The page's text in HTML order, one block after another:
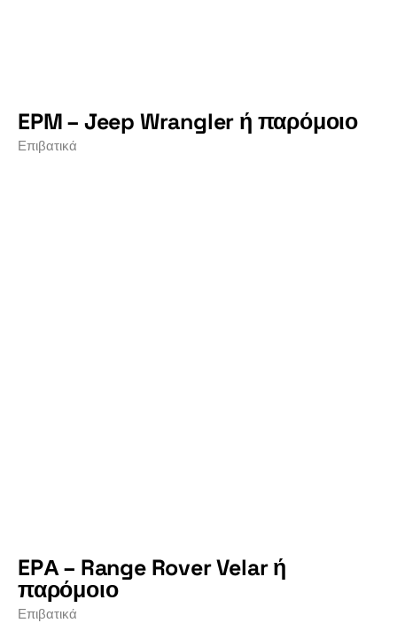
EPM – Jeep Wrangler ή παρόμοιο
Επιβατικά
EPΑ – Range Rover Velar ή
παρόμοιο
Επιβατικά